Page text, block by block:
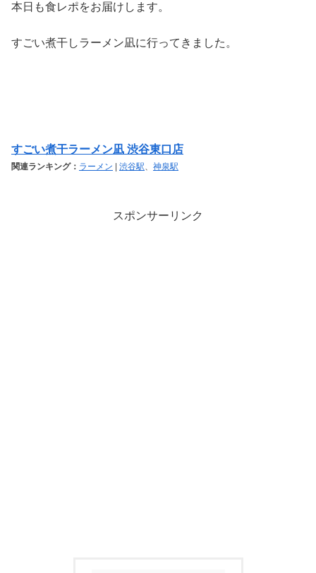
本日も食レポをお届けします。
すごい煮干しラーメン凪に行ってきました。
すごい煮干ラーメン凪 渋谷東口店
関連ランキング： ラーメン | 渋谷駅 神泉駅
スポンサーリンク